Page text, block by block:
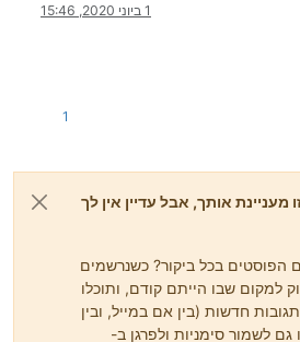
1 ביוני 2020, 15:46
1
אותך, אבל עדיין אין לך
הפוסטים בכל ביקור? כשנרשמים
למקום שבו הייתם קודם, ותוכלו
חדשות (בין אם במייל, ובין
לשמור סימניות ולפרגן ב-